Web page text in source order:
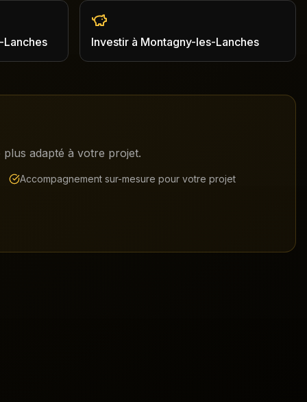
Investir à Montagny-les-Lanches
adapté à votre projet.
Accompagnement sur-mesure pour votre projet